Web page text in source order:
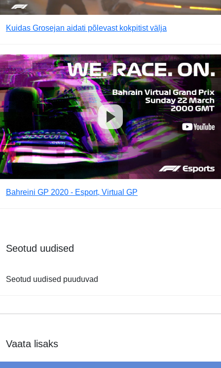
Kuidas Grosejan aidati põlevast kokpitist välja
Bahreini GP 2020 - Esport, Virtual GP
Seotud uudised
Seotud uudised puuduvad
Vaata lisaks